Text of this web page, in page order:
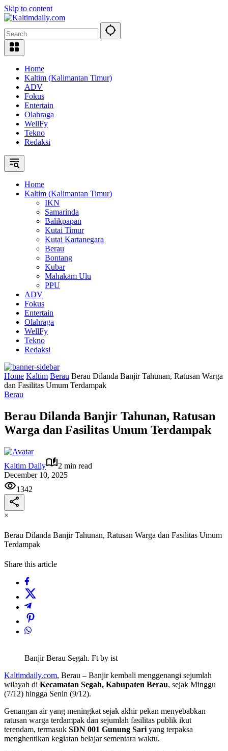
Skip to content
Home
Kaltim (Kalimantan Timur)
ADV
Fokus
Entertain
Olahraga
WellFy
Tekno
Redaksi
Home
Kaltim (Kalimantan Timur)
IKN
Samarinda
Balikpapan
Kutai Timur
Kutai Kartanegara
Berau
Bontang
Kubar
Mahakam Ulu
PPU
ADV
Fokus
Entertain
Olahraga
WellFy
Tekno
Redaksi
Home Kaltim Berau Berau Dilanda Banjir Tahunan, Ratusan Warga
dan Fasilitas Umum Terdampak
Berau
Berau Dilanda Banjir Tahunan, Ratusan
Warga dan Fasilitas Umum Terdampak
Kaltim Daily
2 min read
December 10, 2025
1342
×
Berau Dilanda Banjir Tahunan, Ratusan Warga dan Fasilitas Umum
Terdampak
Share this article
Banjir Berau Segah. Ft by ist
Kaltimdaily.com, Berau – Banjir kembali menggenangi sejumlah
wilayah di Kecamatan Segah, Kabupaten Berau, sejak Minggu
(7/12) hingga Senin (9/12).
Genangan air yang meningkat sejak akhir pekan menyebabkan
ratusan warga terdampak dan sejumlah fasilitas publik ikut
terendam, termasuk SDN 001 Gunung Sari yang terpaksa
menghentikan kegiatan belajar sementara waktu.